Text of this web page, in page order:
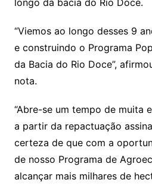
longo da bacia do Rio Doce.
“Viemos ao longo desses 9
e construindo o Programa
da Bacia do Rio Doce”,
nota.
“Abre-se um tempo de muita
a partir da repactuação
certeza de que com a
de nosso Programa de
alcançar mais milhares de